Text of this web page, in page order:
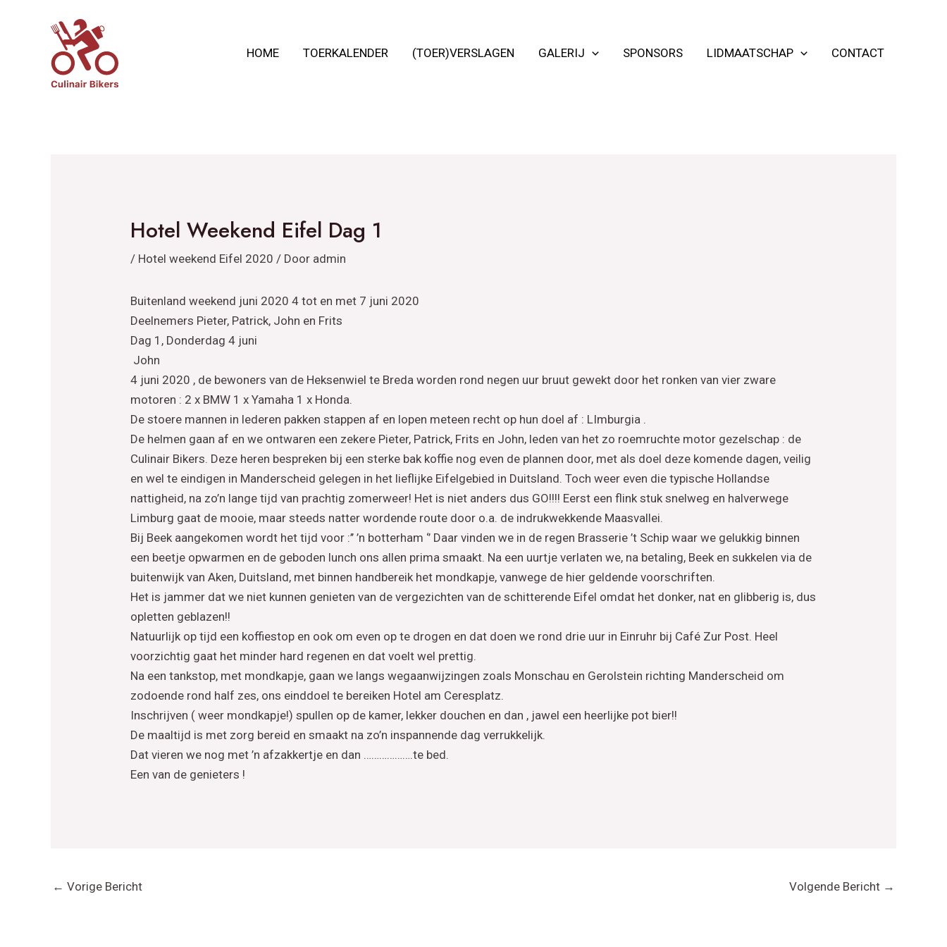
HOME TOERKALENDER (TOER)VERSLAGEN GALERIJ SPONSORS LIDMAATSCHAP CONTACT
Hotel Weekend Eifel Dag 1
/ Hotel weekend Eifel 2020 / Door admin
Buitenland weekend juni 2020 4 tot en met 7 juni 2020
Deelnemers Pieter, Patrick, John en Frits
Dag 1, Donderdag 4 juni
John
4 juni 2020 , de bewoners van de Heksenwiel te Breda worden rond negen uur bruut gewekt door het ronken van vier zware
motoren : 2 x BMW 1 x Yamaha 1 x Honda.
De stoere mannen in lederen pakken stappen af en lopen meteen recht op hun doel af : LImburgia .
De helmen gaan af en we ontwaren een zekere Pieter, Patrick, Frits en John, leden van het zo roemruchte motor gezelschap : de
Culinair Bikers. Deze heren bespreken bij een sterke bak koffie nog even de plannen door, met als doel deze komende dagen, veilig
en wel te eindigen in Manderscheid gelegen in het lieflijke Eifelgebied in Duitsland. Toch weer even die typische Hollandse
nattigheid, na zo’n lange tijd van prachtig zomerweer! Het is niet anders dus GO!!!! Eerst een flink stuk snelweg en halverwege
Limburg gaat de mooie, maar steeds natter wordende route door o.a. de indrukwekkende Maasvallei.
Bij Beek aangekomen wordt het tijd voor :’’ ’n botterham ‘’ Daar vinden we in de regen Brasserie ’t Schip waar we gelukkig binnen
een beetje opwarmen en de geboden lunch ons allen prima smaakt. Na een uurtje verlaten we, na betaling, Beek en sukkelen via de
buitenwijk van Aken, Duitsland, met binnen handbereik het mondkapje, vanwege de hier geldende voorschriften.
Het is jammer dat we niet kunnen genieten van de vergezichten van de schitterende Eifel omdat het donker, nat en glibberig is, dus
opletten geblazen!!
Natuurlijk op tijd een koffiestop en ook om even op te drogen en dat doen we rond drie uur in Einruhr bij Café Zur Post. Heel
voorzichtig gaat het minder hard regenen en dat voelt wel prettig.
Na een tankstop, met mondkapje, gaan we langs wegaanwijzingen zoals Monschau en Gerolstein richting Manderscheid om
zodoende rond half zes, ons einddoel te bereiken Hotel am Ceresplatz.
Inschrijven ( weer mondkapje!) spullen op de kamer, lekker douchen en dan , jawel een heerlijke pot bier!!
De maaltijd is met zorg bereid en smaakt na zo’n inspannende dag verrukkelijk.
Dat vieren we nog met ’n afzakkertje en dan ……………….te bed.
Een van de genieters !
Bericht
navigatie
← Vorige Bericht Volgende Bericht →